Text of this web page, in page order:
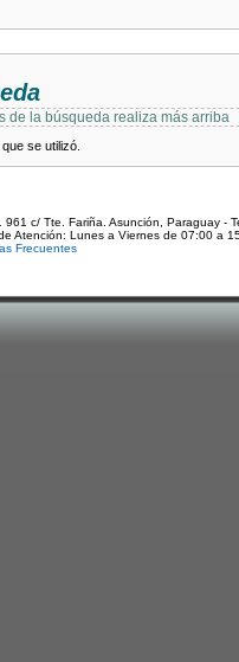
de la búsqueda realiza más arriba
se utilizó.
961 c/ Tte. Fariña. Asunción, Paraguay -
Atención: Lunes a Viernes de 07:00 a
Frecuentes